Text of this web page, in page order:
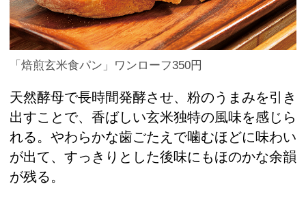
「焙煎玄米食パン」ワンローフ350円
天然酵母で長時間発酵させ、粉のうまみを引き
出すことで、香ばしい玄米独特の風味を感じら
れる。やわらかな歯ごたえで噛むほどに味わい
が出て、すっきりとした後味にもほのかな余韻
が残る。